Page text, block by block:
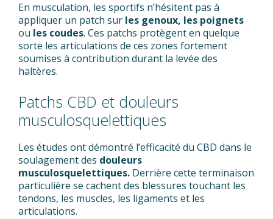
En musculation, les sportifs n’hésitent pas à
appliquer un patch sur les genoux, les poignets
ou les coudes. Ces patchs protègent en quelque
sorte les articulations de ces zones fortement
soumises à contribution durant la levée des
haltères.
Patchs CBD et douleurs
musculosquelettiques
Les études ont démontré l’efficacité du CBD dans le
soulagement des douleurs
musculosquelettiques. Derrière cette terminaison
particulière se cachent des blessures touchant les
tendons, les muscles, les ligaments et les
articulations.